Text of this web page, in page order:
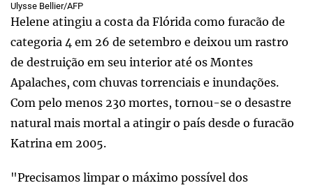
Ulysse Bellier/AFP
Helene atingiu a costa da Flórida como furacão de
categoria 4 em 26 de setembro e deixou um rastro
de destruição em seu interior até os Montes
Apalaches, com chuvas torrenciais e inundações.
Com pelo menos 230 mortes, tornou-se o desastre
natural mais mortal a atingir o país desde o furacão
Katrina em 2005.
"Precisamos limpar o máximo possível dos